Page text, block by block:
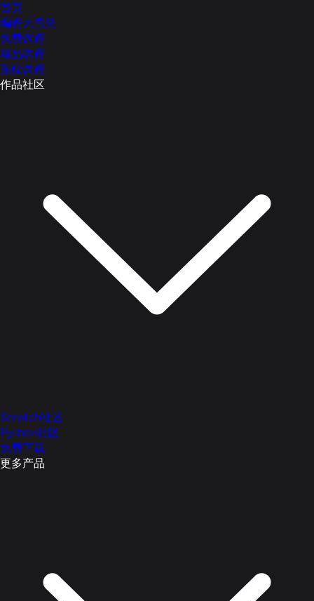
首页
编程大闯关
免费课程
精品课程
系统课程
作品社区
Scratch社区
Python社区
免费下载
更多产品